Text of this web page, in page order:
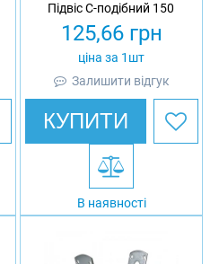
Підвіс С-подібний 150
125,66грн
ціна за 1шт
Залишити відгук
КУПИТИ
В наявності